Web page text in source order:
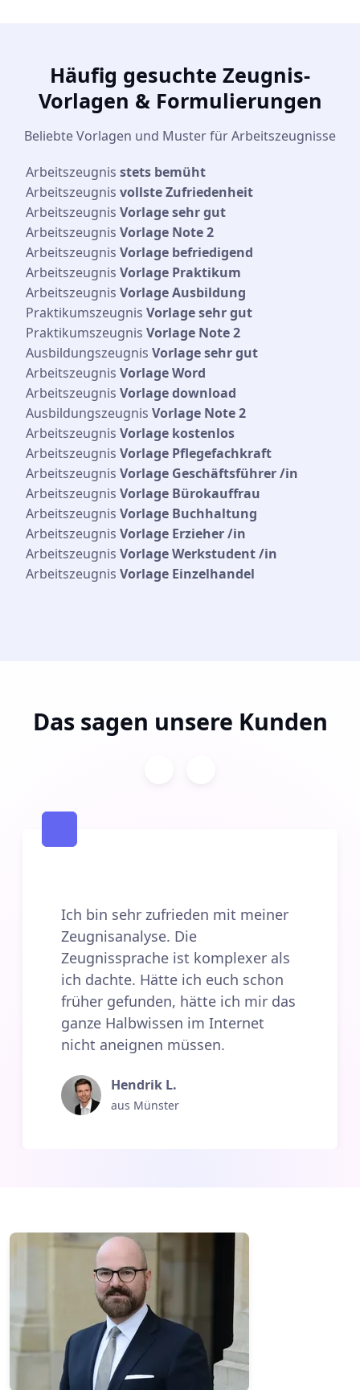
Häufig gesuchte Zeugnis-
Vorlagen & Formulierungen
Beliebte Vorlagen und Muster für Arbeitszeugnisse
Arbeitszeugnis stets bemüht
Arbeitszeugnis vollste Zufriedenheit
Arbeitszeugnis Vorlage sehr gut
Arbeitszeugnis Vorlage Note 2
Arbeitszeugnis Vorlage befriedigend
Arbeitszeugnis Vorlage Praktikum
Arbeitszeugnis Vorlage Ausbildung
Praktikumszeugnis Vorlage sehr gut
Praktikumszeugnis Vorlage Note 2
Ausbildungszeugnis Vorlage sehr gut
Arbeitszeugnis Vorlage Word
Arbeitszeugnis Vorlage download
Ausbildungszeugnis Vorlage Note 2
Arbeitszeugnis Vorlage kostenlos
Arbeitszeugnis Vorlage Pflegefachkraft
Arbeitszeugnis Vorlage Geschäftsführer /in
Arbeitszeugnis Vorlage Bürokauffrau
Arbeitszeugnis Vorlage Buchhaltung
Arbeitszeugnis Vorlage Erzieher /in
Arbeitszeugnis Vorlage Werkstudent /in
Arbeitszeugnis Vorlage Einzelhandel
Das sagen unsere Kunden
Ich bin sehr zufrieden mit meiner
Zeugnisanalyse. Die
Zeugnissprache ist komplexer als
ich dachte. Hätte ich euch schon
früher gefunden, hätte ich mir das
ganze Halbwissen im Internet
nicht aneignen müssen.
Hendrik L.
aus Münster